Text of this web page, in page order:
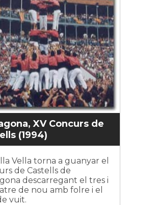
XV Concurs de
(1994)
Vella torna a guanyar el
de Castells de
descarregant el tres i
de nou amb folre i el
vuit.